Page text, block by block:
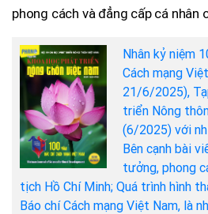
phong cách và đẳng cấp cá nhân
Nhân kỷ niệm
Cách mạng
21/6/2025),
triển Nông
(6/2025) với
Bên cạnh bài
tưởng, phong
tịch Hồ Chí Minh; Quá trình hình
Báo chí Cách mạng Việt Nam, là